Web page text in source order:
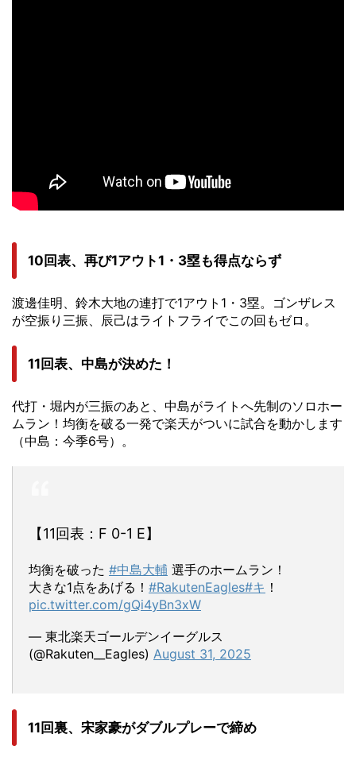
10回表、再び1アウト1・3塁も得点ならず
渡邊佳明、鈴木大地の連打で1アウト1・3塁。ゴンザレス
が空振り三振、辰己はライトフライでこの回もゼロ。
11回表、中島が決めた！
代打・堀内が三振のあと、中島がライトへ先制のソロホー
ムラン！均衡を破る一発で楽天がついに試合を動かします
（中島：今季6号）。
【11回表：F 0-1 E】
均衡を破った #中島大輔 選手のホームラン！
大きな1点をあげる！ #RakutenEagles#キ ！
pic.twitter.com/gQi4yBn3xW
— 東北楽天ゴールデンイーグルス
(@Rakuten__Eagles) August 31, 2025
11回裏、宋家豪がダブルプレーで締め